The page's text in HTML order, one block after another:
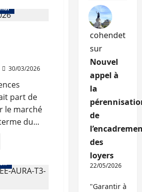
30/03/2026
part de
le marché
du...
Alpes
cohendet
sur
Nouvel
appel à
la
de
des
loyers
22/05/2026
"Garantir à